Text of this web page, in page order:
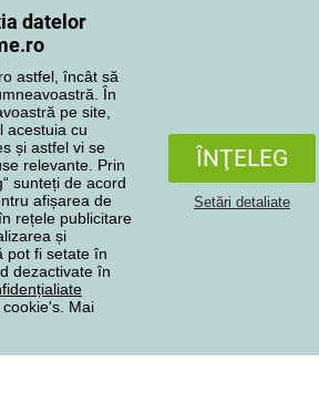
datelor
astfel, încât să
În
pe site,
acestuia cu
și astfel vi se
relevante. Prin
sunteți de acord
afișarea de
rețele publicitare
și
pot fi setate în
dezactivate în
Mai
ÎNŢELEG
Setări detaliate